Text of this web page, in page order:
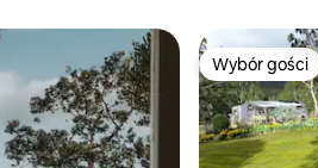
kategorii Wybór gości Wybór gości
Wybór gości